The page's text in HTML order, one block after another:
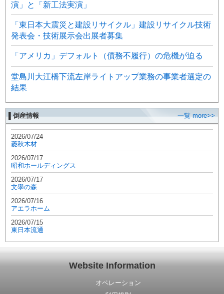
演」と「新工法実演」
「東日本大震災と建設リサイクル」建設リサイクル技術
発表会・技術展示会出展者募集
「アメリカ」デフォルト（債務不履行）の危機が迫る
堂島川大江橋下流左岸ライトアップ業務の事業者選定の
結果
▌倒産情報 一覧 more>>
2026/07/24
菱秋木材
2026/07/17
昭和ホールディングス
2026/07/17
文學の森
2026/07/16
アエラホーム
2026/07/15
東日本流通
Website Information
オペレーション